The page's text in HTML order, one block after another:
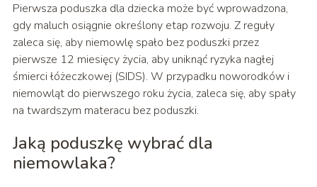
Pierwsza poduszka dla dziecka może być wprowadzona,
gdy maluch osiągnie określony etap rozwoju. Z reguły
zaleca się, aby niemowlę spało bez poduszki przez
pierwsze 12 miesięcy życia, aby uniknąć ryzyka nagłej
śmierci łóżeczkowej (SIDS). W przypadku noworodków i
niemowląt do pierwszego roku życia, zaleca się, aby spały
na twardszym materacu bez poduszki.
Jaką poduszkę wybrać dla
niemowlaka?